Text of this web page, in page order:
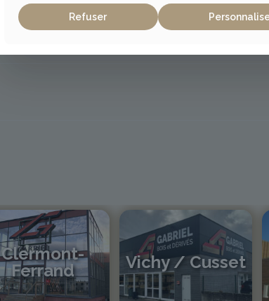
Clermont-
Ferrand
Vichy / Cusset
Refuser